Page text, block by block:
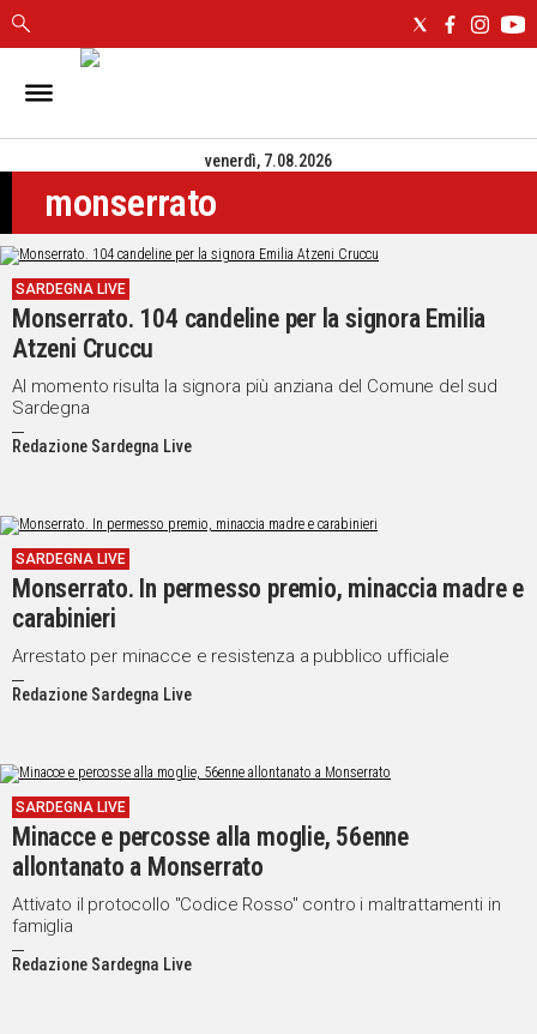
IN
CAGLIARI
SASSARI
NUORO
ORISTANO
SULCIS
GALLURA
OGLIASTRA
MEDIO
CAMPIDANO
POLITICA
IN
ITALIA
NEL
MONDO
VIDEO
Vai
UNISCITI
venerdì, 7.08.2026
monserrato
SARDEGNA LIVE
Monserrato. 104 candeline per la signora Emilia
Atzeni Cruccu
Al momento risulta la signora più anziana del Comune del sud
Sardegna
Redazione Sardegna Live
SARDEGNA LIVE
Monserrato. In permesso premio, minaccia madre e
carabinieri
Arrestato per minacce e resistenza a pubblico ufficiale
Redazione Sardegna Live
SARDEGNA LIVE
Minacce e percosse alla moglie, 56enne
allontanato a Monserrato
Attivato il protocollo "Codice Rosso" contro i maltrattamenti in
famiglia
Redazione Sardegna Live